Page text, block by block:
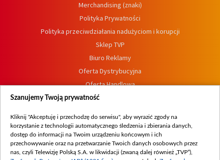
Merchandising (znaki)
Polityka Prywatności
Polityka przeciwdziałania nadużyciom i korupcji
Sklep TVP
Biuro Reklamy
Oferta Dystrybucyjna
Oferta Handlowa
Dostępność
Procedura zgłoszeń wewnętrznych
Szanujemy Twoją prywatność
Kliknij "Akceptuję i przechodzę do serwisu", aby wyrazić zgody na
korzystanie z technologii automatycznego śledzenia i zbierania danych,
dostęp do informacji na Twoim urządzeniu końcowym i ich
przechowywanie oraz na przetwarzanie Twoich danych osobowych przez
nas, czyli Telewizję Polską S.A. w likwidacji (zwaną dalej również „TVP”),